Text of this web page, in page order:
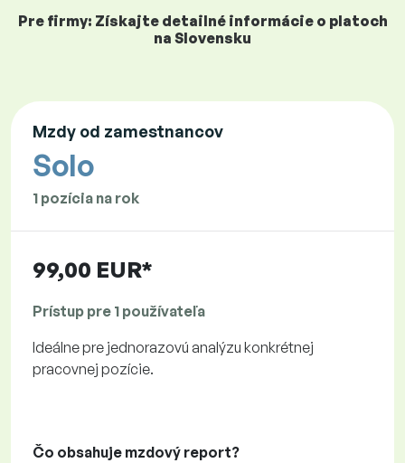
Pre firmy: Získajte detailné informácie o platoch
na Slovensku
Mzdy od zamestnancov
Solo
1 pozícia na rok
99,00 EUR*
Prístup pre 1 používateľa
Ideálne pre jednorazovú analýzu konkrétnej
pracovnej pozície.
Čo obsahuje mzdový report?